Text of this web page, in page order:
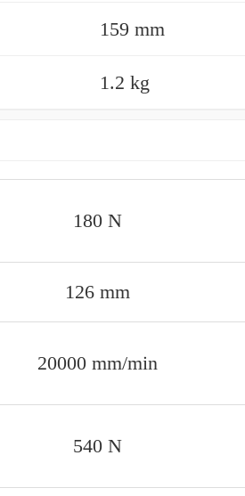
159 mm
1.2 kg
180 N
126 mm
20000 mm/min
540 N